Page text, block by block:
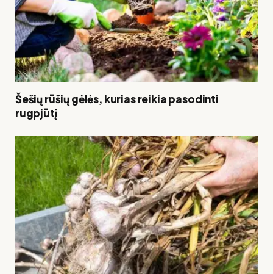
Šešių rūšių gėlės, kurias reikia pasodinti
rugpjūtį